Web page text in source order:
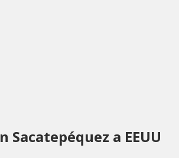
Sacatepéquez a EEUU